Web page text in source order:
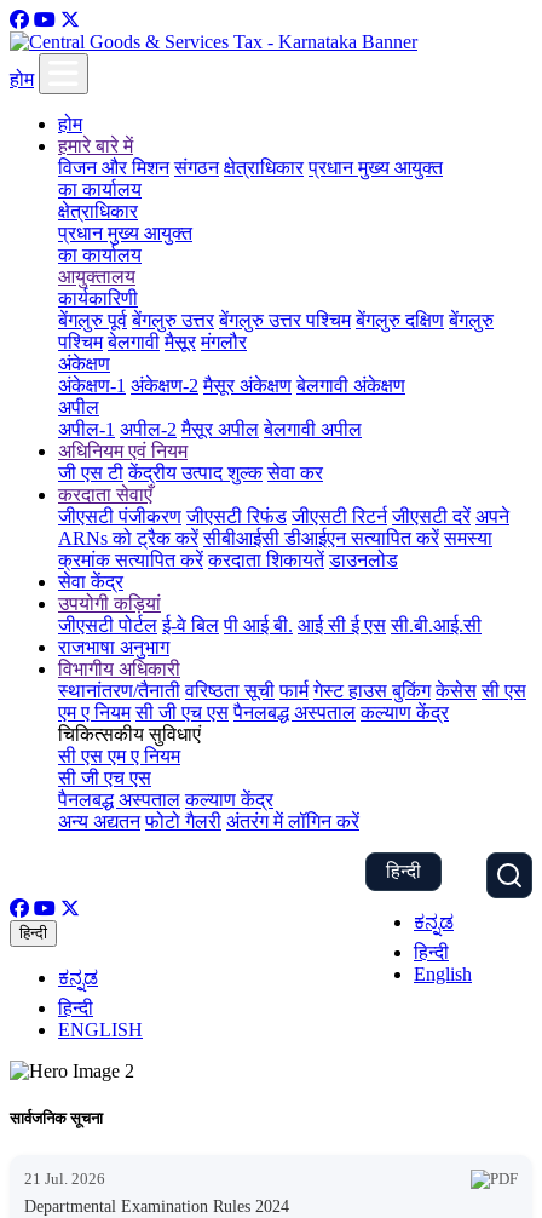
होम
होम
हमारे बारे में
विजन और मिशन संगठन क्षेत्राधिकार प्रधान मुख्य आयुक्त
का कार्यालय
क्षेत्राधिकार
प्रधान मुख्य आयुक्त
का कार्यालय
आयुक्तालय
कार्यकारिणी
बेंगलुरु पूर्व बेंगलुरु उत्तर बेंगलुरु उत्तर पश्चिम बेंगलुरु दक्षिण बेंगलुरु
पश्चिम बेलगावी मैसूर मंगलौर
अंकेक्षण
अंकेक्षण-1 अंकेक्षण-2 मैसूर अंकेक्षण बेलगावी अंकेक्षण
अपील
अपील-1 अपील-2 मैसूर अपील बेलगावी अपील
अधिनियम एवं नियम
जी एस टी केंद्रीय उत्पाद शुल्क सेवा कर
करदाता सेवाएँ
जीएसटी पंजीकरण जीएसटी रिफंड जीएसटी रिटर्न जीएसटी दरें अपने
ARNs को ट्रैक करें सीबीआईसी डीआईएन सत्यापित करें समस्या
क्रमांक सत्यापित करें करदाता शिकायतें डाउनलोड
सेवा केंद्र
उपयोगी कड़ियां
जीएसटी पोर्टल ई-वे बिल पी आई बी. आई सी ई एस सी.बी.आई.सी
राजभाषा अनुभाग
विभागीय अधिकारी
स्थानांतरण/तैनाती वरिष्ठता सूची फार्म गेस्ट हाउस बुकिंग केसेस सी एस
एम ए नियम सी जी एच एस पैनलबद्ध अस्पताल कल्याण केंद्र
चिकित्सकीय सुविधाएं
सी एस एम ए नियम
सी जी एच एस
पैनलबद्ध अस्पताल कल्याण केंद्र
अन्य अद्यतन फोटो गैलरी अंतरंग में लॉगिन करें
हिन्दी
ಕನ್ನಡ
हिन्दी
English
हिन्दी
ಕನ್ನಡ
हिन्दी
ENGLISH
सार्वजनिक सूचना
21 Jul. 2026
Departmental Examination Rules 2024